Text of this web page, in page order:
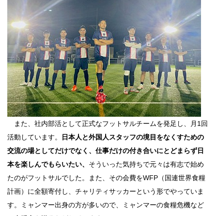
また、社内部活として正式なフットサルチームを発足し、月1回
活動しています。
日本人と外国人スタッフの境目をなくすための
交流の場としてだけでなく、仕事だけの付き合いにとどまらず日
本を楽しんでもらいたい、 そういった気持ちで元々は有志で始め
たのがフットサルでした。また、その会費をWFP（国連世界食糧
計画）に全額寄付し、チャリティサッカーという形でやっていま
す。ミャンマー出身の方が多いので、ミャンマーの食糧危機など